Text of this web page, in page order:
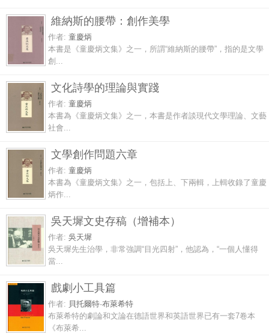
維納斯的腰帶：創作美學
作者: 童慶炳
本書是《童慶炳文集》之一，所謂“維納斯的腰帶”，指的是文學
創...
文化詩學的理論與實踐
作者: 童慶炳
本書為《童慶炳文集》之一，本書是作者談現代文學理論、文藝
社會...
文學創作問題六章
作者: 童慶炳
本書為《童慶炳文集》之一，包括上、下兩輯，上輯收錄了童慶
炳作...
吳天墀文史存稿（增補本）
作者: 吳天墀
吳天墀先生治學，非常強調“目光四射”，他認為，“一個人懂得
當...
戲劇小工具篇
作者: 貝托爾特·布萊希特
布萊希特的劇論和文論在德語世界和英語世界已有一套7卷本
《布萊希...